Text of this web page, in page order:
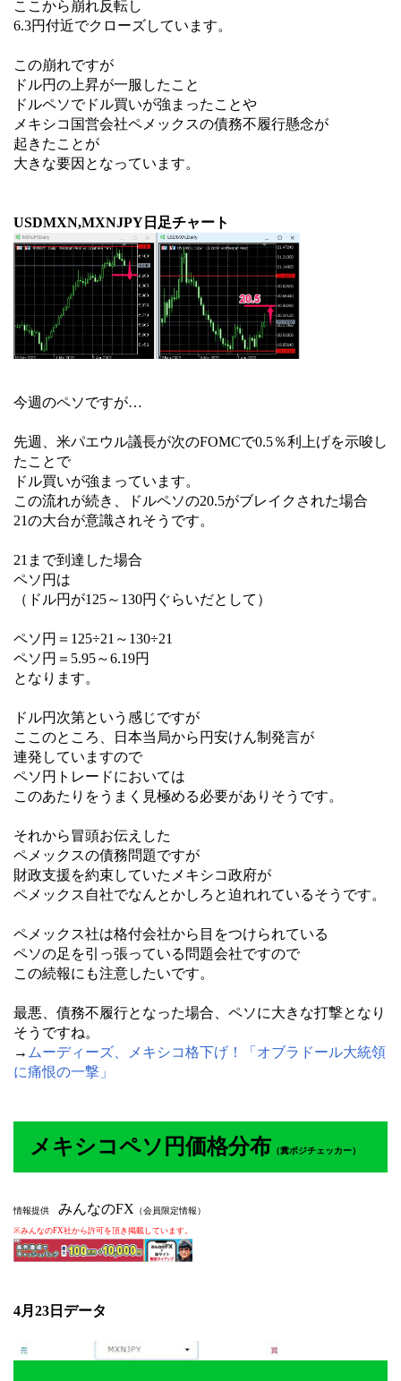
ここから崩れ反転し
6.3円付近でクローズしています。
この崩れですが
ドル円の上昇が一服したこと
ドルペソでドル買いが強まったことや
メキシコ国営会社ペメックスの債務不履行懸念が
起きたことが
大きな要因となっています。
USDMXN,MXNJPY日足チャート
今週のペソですが…
先週、米パエウル議長が次のFOMCで0.5％利上げを示唆し
たことで
ドル買いが強まっています。
この流れが続き、ドルペソの20.5がブレイクされた場合
21の大台が意識されそうです。
21まで到達した場合
ペソ円は
（ドル円が125～130円ぐらいだとして）
ペソ円＝125÷21～130÷21
ペソ円＝5.95～6.19円
となります。
ドル円次第という感じですが
ここのところ、日本当局から円安けん制発言が
連発していますので
ペソ円トレードにおいては
このあたりをうまく見極める必要がありそうです。
それから冒頭お伝えした
ペメックスの債務問題ですが
財政支援を約束していたメキシコ政府が
ペメックス自社でなんとかしろと迫れれているそうです。
ペメックス社は格付会社から目をつけられている
ペソの足を引っ張っている問題会社ですので
この続報にも注意したいです。
最悪、債務不履行となった場合、ペソに大きな打撃となり
そうですね。
→ ムーディーズ、メキシコ格下げ！「オブラドール大統領
に痛恨の一撃」
メキシコペソ円価格分布 （糞ポジチェッカー）
情報提供 みんなのFX （会員限定情報）
※みんなのFX社から許可を頂き掲載しています。
4月23 日データ